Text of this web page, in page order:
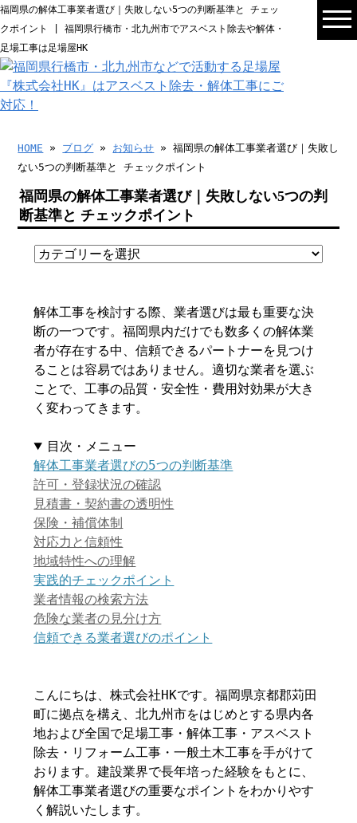
福岡県の解体工事業者選び｜失敗しない5つの判断基準と チェッ
クポイント | 福岡県行橋市・北九州市でアスベスト除去や解体・
足場工事は足場屋HK
HOME » ブログ » お知らせ » 福岡県の解体工事業者選び｜失敗し
ない5つの判断基準と チェックポイント
福岡県の解体工事業者選び｜失敗しない5つの判
断基準と チェックポイント
解体工事を検討する際、業者選びは最も重要な決
断の一つです。福岡県内だけでも数多くの解体業
者が存在する中、信頼できるパートナーを見つけ
ることは容易ではありません。適切な業者を選ぶ
ことで、工事の品質・安全性・費用対効果が大き
く変わってきます。
目次・メニュー
解体工事業者選びの5つの判断基準
許可・登録状況の確認
見積書・契約書の透明性
保険・補償体制
対応力と信頼性
地域特性への理解
実践的チェックポイント
業者情報の検索方法
危険な業者の見分け方
信頼できる業者選びのポイント
こんにちは、株式会社HKです。福岡県京都郡苅田
町に拠点を構え、北九州市をはじめとする県内各
地および全国で足場工事・解体工事・アスベスト
除去・リフォーム工事・一般土木工事を手がけて
おります。建設業界で長年培った経験をもとに、
解体工事業者選びの重要なポイントをわかりやす
く解説いたします。